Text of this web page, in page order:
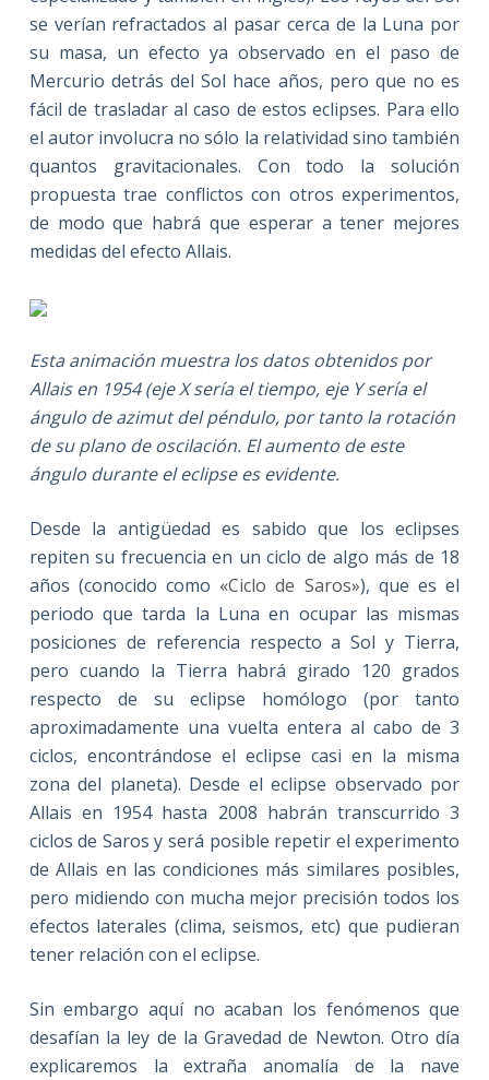
se verían refractados al pasar cerca de la Luna por
su masa, un efecto ya observado en el paso de
Mercurio detrás del Sol hace años, pero que no es
fácil de trasladar al caso de estos eclipses. Para ello
el autor involucra no sólo la relatividad sino también
quantos gravitacionales. Con todo la solución
propuesta trae conflictos con otros experimentos,
de modo que habrá que esperar a tener mejores
medidas del efecto Allais.
Esta animación muestra los datos obtenidos por
Allais en 1954 (eje X sería el tiempo, eje Y sería el
ángulo de azimut del péndulo, por tanto la rotación
de su plano de oscilación. El aumento de este
ángulo durante el eclipse es evidente.
Desde la antigüedad es sabido que los eclipses
repiten su frecuencia en un ciclo de algo más de 18
años (conocido como «Ciclo de Saros»), que es el
periodo que tarda la Luna en ocupar las mismas
posiciones de referencia respecto a Sol y Tierra,
pero cuando la Tierra habrá girado 120 grados
respecto de su eclipse homólogo (por tanto
aproximadamente una vuelta entera al cabo de 3
ciclos, encontrándose el eclipse casi en la misma
zona del planeta). Desde el eclipse observado por
Allais en 1954 hasta 2008 habrán transcurrido 3
ciclos de Saros y será posible repetir el experimento
de Allais en las condiciones más similares posibles,
pero midiendo con mucha mejor precisión todos los
efectos laterales (clima, seismos, etc) que pudieran
tener relación con el eclipse.
Sin embargo aquí no acaban los fenómenos que
desafían la ley de la Gravedad de Newton. Otro día
explicaremos la extraña anomalía de la nave